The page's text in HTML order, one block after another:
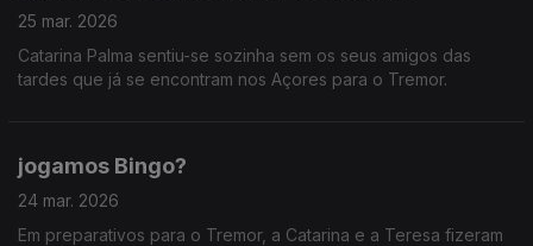
25 mar. 2026
Catarina Palma sentiu-se sozinha sem os seus amigos das
tardes que já se encontram nos Açores para o Tremor.
jogamos Bingo?
24 mar. 2026
Em preparativos para o Tremor, a Catarina e a Teresa fizeram